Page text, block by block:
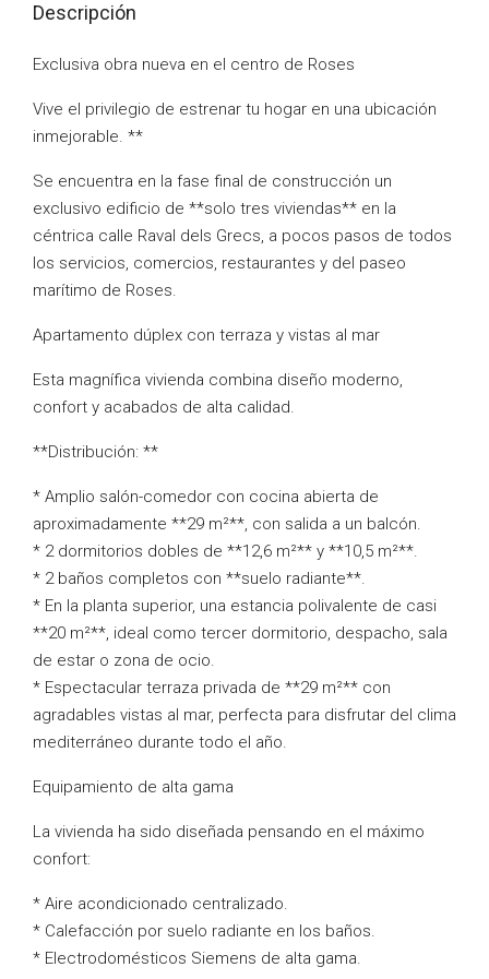
Descripción
Exclusiva obra nueva en el centro de Roses
Vive el privilegio de estrenar tu hogar en una ubicación
inmejorable. **
Se encuentra en la fase final de construcción un
exclusivo edificio de **solo tres viviendas** en la
céntrica calle Raval dels Grecs, a pocos pasos de todos
los servicios, comercios, restaurantes y del paseo
marítimo de Roses.
Apartamento dúplex con terraza y vistas al mar
Esta magnífica vivienda combina diseño moderno,
confort y acabados de alta calidad.
**Distribución: **
* Amplio salón-comedor con cocina abierta de
aproximadamente **29 m²**, con salida a un balcón.
* 2 dormitorios dobles de **12,6 m²** y **10,5 m²**.
* 2 baños completos con **suelo radiante**.
* En la planta superior, una estancia polivalente de casi
**20 m²**, ideal como tercer dormitorio, despacho, sala
de estar o zona de ocio.
* Espectacular terraza privada de **29 m²** con
agradables vistas al mar, perfecta para disfrutar del clima
mediterráneo durante todo el año.
Equipamiento de alta gama
La vivienda ha sido diseñada pensando en el máximo
confort:
* Aire acondicionado centralizado.
* Calefacción por suelo radiante en los baños.
* Electrodomésticos Siemens de alta gama.